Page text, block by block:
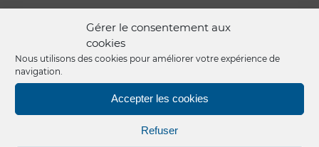
Gérer le consentement aux
cookies
Nous utilisons des cookies pour améliorer votre expérience de
navigation.
Accepter les cookies
Refuser
Nos vidéos